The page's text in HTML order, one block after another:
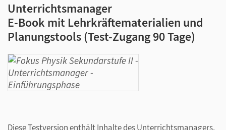
Unterrichtsmanager
E-Book mit Lehrkräftematerialien und
Planungstools (Test-Zugang 90 Tage)
Diese Testversion enthält Inhalte des Unterrichtsmanagers,